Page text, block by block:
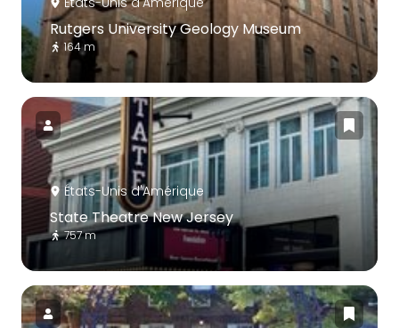
Rutgers University Geology Museum
164 m
États-Unis d'Amérique
State Theatre New Jersey
757 m